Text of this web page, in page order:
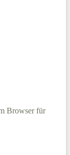
Browser für